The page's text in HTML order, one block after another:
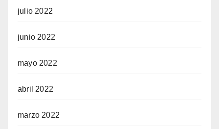
julio 2022
junio 2022
mayo 2022
abril 2022
marzo 2022